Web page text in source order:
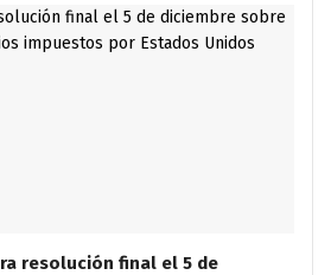
resolución final el 5 de